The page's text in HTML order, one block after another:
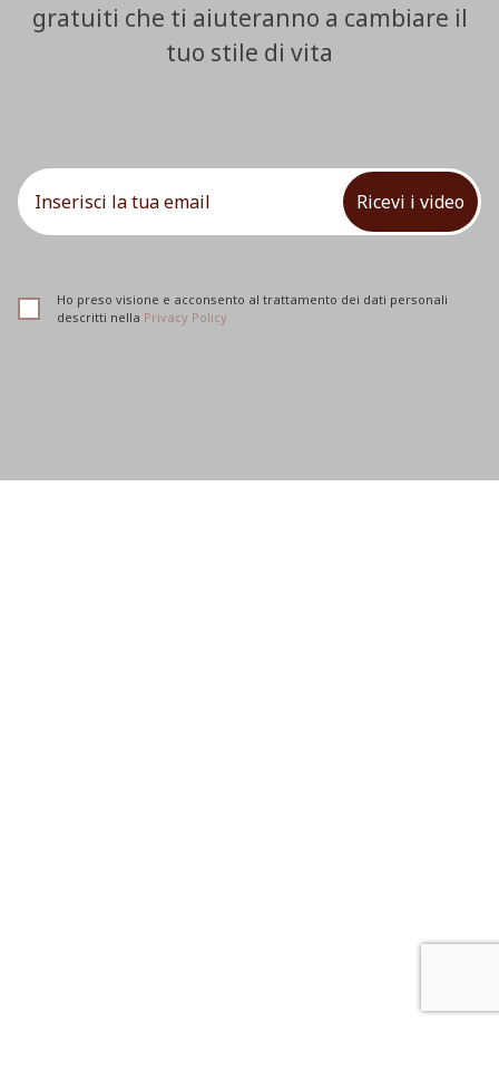
gratuiti che ti aiuteranno a cambiare il
tuo stile di vita
Ricevi i video
Ho preso visione e acconsento al trattamento dei dati personali
descritti nella Privacy Policy